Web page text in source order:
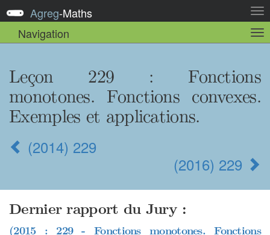
la
Agreg-Maths
Navigation
la
Leçon 229 : Fonctions
monotones. Fonctions convexes.
Exemples et applications.
(2014) 229
(2016) 229
Dernier rapport du Jury :
(2015 : 229 - Fonctions monotones. Fonctions